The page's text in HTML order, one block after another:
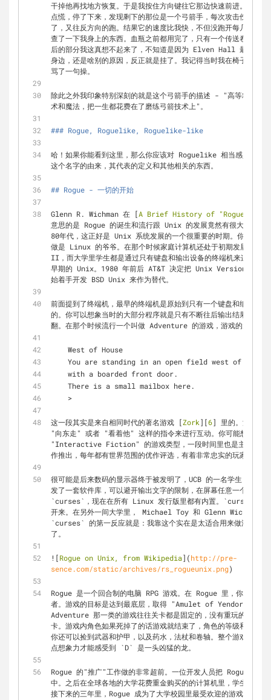
干掉他再找地方恢复。于是我按住方向键往它那边快速前进。这时
点慌，停了下来，发现剩下的那位是一个弓箭手，每次攻击伤害不
了，又往反方向的跑。结果它的速度比我快，不但没跑开每几步还
查了一下我身上的东西。血瓶之前都用完了，只有一个传送卷轴。
后的部分我这真想不起来了，不知道是因为 Elven Hall 最底层是
身边，还是啥别的原因，反正就是挂了。我记得当时我在椅子上坐
骂了一句操。
除此之外我印象特别深刻的就是这个弓箭手的描述 - "高等精灵弓
术和魔法，把一生都花费在了磨练弓箭技术上"。
### Rogue, Roguelike, Roguelike-like
哈！如果你能看到这里，那么你应该对 Roguelike 相当感兴趣了
这个名字的由来，其代表的定义和其他相关的东西。
## Rogue - 一切的开始
Glenn R. Wichman 在 [A Brief History of "Rogue"
意思的是 Rogue 的诞生和流行跟 Unix 的发展竟然有很大的关系
80年代，这正好是 Unix 系统发展的一个很重要的时期。你肯定
做是 Linux 的爷爷。在那个时候家庭计算机还处于初期发展阶段
II，而大学里学生都是通过只有键盘和输出设备的终端机来连接到
早期的 Unix。1980 年前后 AT&T 决定把 Unix Version 7 转做
始着手开发 BSD Unix 来作为替代。
前面提到了终端机，最早的终端机是原始到只有一个键盘和纸卷，
的。你可以想象当时的大部分程序就是只有不断往后输出结果的，
翻。在那个时候流行一个叫做 Adventure 的游戏，游戏的大概界
    West of House
You are standing in an open field west of a
    with a boarded front door.
    There is a small mailbox here.
    >
这一段其实是来自相同时代的著名游戏 [Zork][6] 里的。游戏通
"向东走" 或者 "看着他" 这样的指令来进行互动。你可能想不到，
"Interactive Fiction" 的游戏类型，一段时间里也是主流商业游
作推出，每年都有世界范围的优作评选，有着非常忠实的玩家群体。
很可能是后来数码的显示器终于被发明了，UCB 的一名学生 Ken
`curses` ，现在在所有 Linux 发行版里都有内置。 `curses`
`curses` 的第一反应就是：我靠这个实在是太适合用来做游戏了
了。
![Rogue on Unix, from Wikipedia](http://pre-
sence.com/static/archives/rs_rogueunix.png)
Rogue 是一个回合制的电脑 RPG 游戏。在 Rogue 里，你扮演一
者。游戏的目标是达到最底层，取得 "Amulet of Yendor"，再返
Adventure 那一类的游戏往往关卡都是固定的，没有重玩的价值，
卡。游戏内角色如果死掉了的话游戏就结束了，角色的等级和装备
你还可以捡到武器和护甲，以及药水，法杖和卷轴。整个游戏的界
点想象力才能感受到
`D` 是一头凶猛的龙。
Rogue 的"推广"工作做的非常超前。一位开发人员把 Rogue 内
中。之后在全球各地的大学花费重金购买的的计算机里，学生们在
接下来的三年里，Rogue 成为了大学校园里最受欢迎的游戏。